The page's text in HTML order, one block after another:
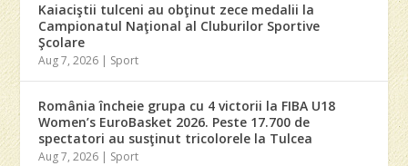
Kaiaciştii tulceni au obţinut zece medalii la
Campionatul Naţional al Cluburilor Sportive
Şcolare
Aug 7, 2026 | Sport
România încheie grupa cu 4 victorii la FIBA U18
Women’s EuroBasket 2026. Peste 17.700 de
spectatori au susţinut tricolorele la Tulcea
Aug 7, 2026 | Sport